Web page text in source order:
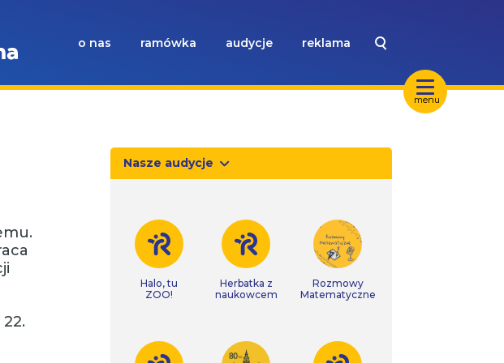
menu
o nas ramówka audycje reklama
Nasze audycje
Halo, tu
ZOO!
Herbatka z
naukowcem
Rozmowy
Matematyczne